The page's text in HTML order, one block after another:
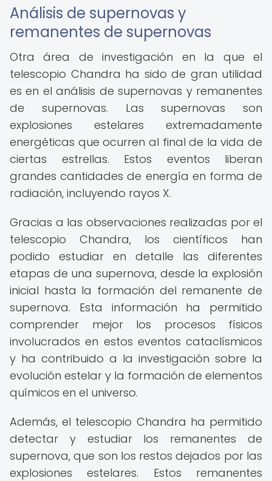
Análisis de supernovas y
remanentes de supernovas
Otra área de investigación en la que el
telescopio Chandra ha sido de gran utilidad
es en el análisis de supernovas y remanentes
de supernovas. Las supernovas son
explosiones estelares extremadamente
energéticas que ocurren al final de la vida de
ciertas estrellas. Estos eventos liberan
grandes cantidades de energía en forma de
radiación, incluyendo rayos X.
Gracias a las observaciones realizadas por el
telescopio Chandra, los científicos han
podido estudiar en detalle las diferentes
etapas de una supernova, desde la explosión
inicial hasta la formación del remanente de
supernova. Esta información ha permitido
comprender mejor los procesos físicos
involucrados en estos eventos cataclísmicos
y ha contribuido a la investigación sobre la
evolución estelar y la formación de elementos
químicos en el universo.
Además, el telescopio Chandra ha permitido
detectar y estudiar los remanentes de
supernova, que son los restos dejados por las
explosiones estelares. Estos remanentes